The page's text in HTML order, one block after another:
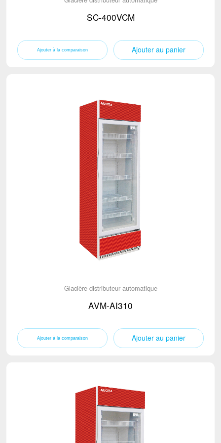
SC-400VCM
Ajouter au panier
Glacière distributeur automatique
AVM-AI310
Ajouter au panier